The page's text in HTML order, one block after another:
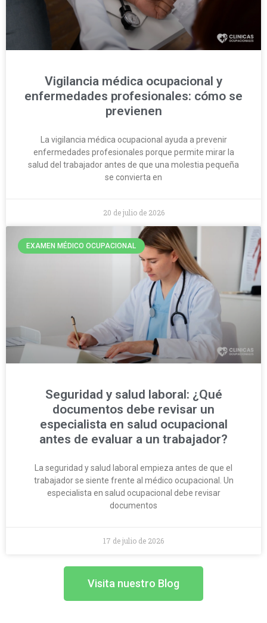
Vigilancia médica ocupacional y
enfermedades profesionales: cómo se
previenen
La vigilancia médica ocupacional ayuda a prevenir
enfermedades profesionales porque permite mirar la
salud del trabajador antes de que una molestia pequeña
se convierta en
20 de julio de 2026
EXAMEN MÉDICO OCUPACIONAL
Seguridad y salud laboral: ¿Qué
documentos debe revisar un
especialista en salud ocupacional
antes de evaluar a un trabajador?
La seguridad y salud laboral empieza antes de que el
trabajador se siente frente al médico ocupacional. Un
especialista en salud ocupacional debe revisar
documentos
17 de julio de 2026
Visita nuestro Blog